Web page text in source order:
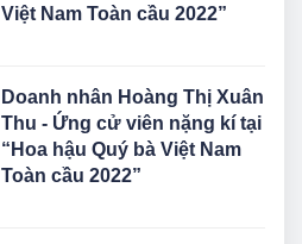
Việt Nam Toàn cầu 2022”
Doanh nhân Hoàng Thị Xuân
Thu - Ứng cử viên nặng kí tại
“Hoa hậu Quý bà Việt Nam
Toàn cầu 2022”